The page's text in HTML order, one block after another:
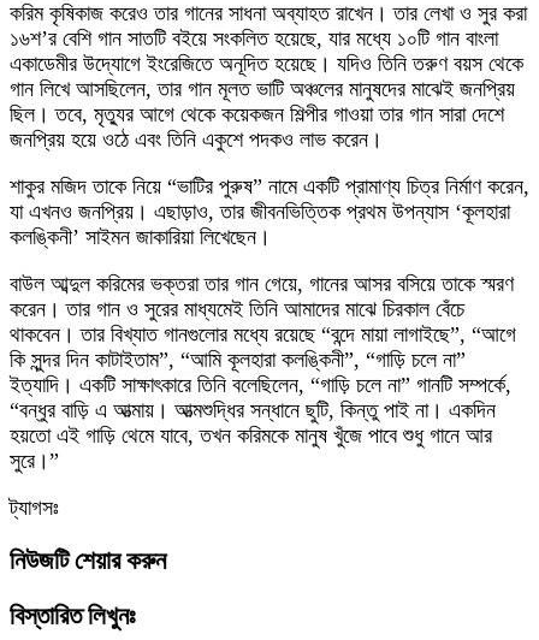
করিম কৃষিকাজ করেও তার গানের সাধনা অব্যাহত রাখেন। তার লেখা ও সুর করা
১৬শ’র বেশি গান সাতটি বইয়ে সংকলিত হয়েছে, যার মধ্যে ১০টি গান বাংলা
একাডেমীর উদ্যোগে ইংরেজিতে অনূদিত হয়েছে। যদিও তিনি তরুণ বয়স থেকে
গান লিখে আসছিলেন, তার গান মূলত ভাটি অঞ্চলের মানুষদের মাঝেই জনপ্রিয়
ছিল। তবে, মৃত্যুর আগে থেকে কয়েকজন শিল্পীর গাওয়া তার গান সারা দেশে
জনপ্রিয় হয়ে ওঠে এবং তিনি একুশে পদকও লাভ করেন।
শাকুর মজিদ তাকে নিয়ে “ভাটির পুরুষ” নামে একটি প্রামাণ্য চিত্র নির্মাণ করেন,
যা এখনও জনপ্রিয়। এছাড়াও, তার জীবনভিত্তিক প্রথম উপন্যাস ‘কূলহারা
কলঙ্কিনী’ সাইমন জাকারিয়া লিখেছেন।
বাউল আব্দুল করিমের ভক্তরা তার গান গেয়ে, গানের আসর বসিয়ে তাকে স্মরণ
করেন। তার গান ও সুরের মাধ্যমেই তিনি আমাদের মাঝে চিরকাল বেঁচে
থাকবেন। তার বিখ্যাত গানগুলোর মধ্যে রয়েছে “বন্দে মায়া লাগাইছে”, “আগে
কি সুন্দর দিন কাটাইতাম”, “আমি কূলহারা কলঙ্কিনী”, “গাড়ি চলে না”
ইত্যাদি। একটি সাক্ষাৎকারে তিনি বলেছিলেন, “গাড়ি চলে না” গানটি সম্পর্কে,
“বন্ধুর বাড়ি এ আত্মায়। আত্মশুদ্ধির সন্ধানে ছুটি, কিন্তু পাই না। একদিন
হয়তো এই গাড়ি থেমে যাবে, তখন করিমকে মানুষ খুঁজে পাবে শুধু গানে আর
সুরে।”
ট্যাগসঃ
নিউজটি শেয়ার করুন
বিস্তারিত লিখুনঃ